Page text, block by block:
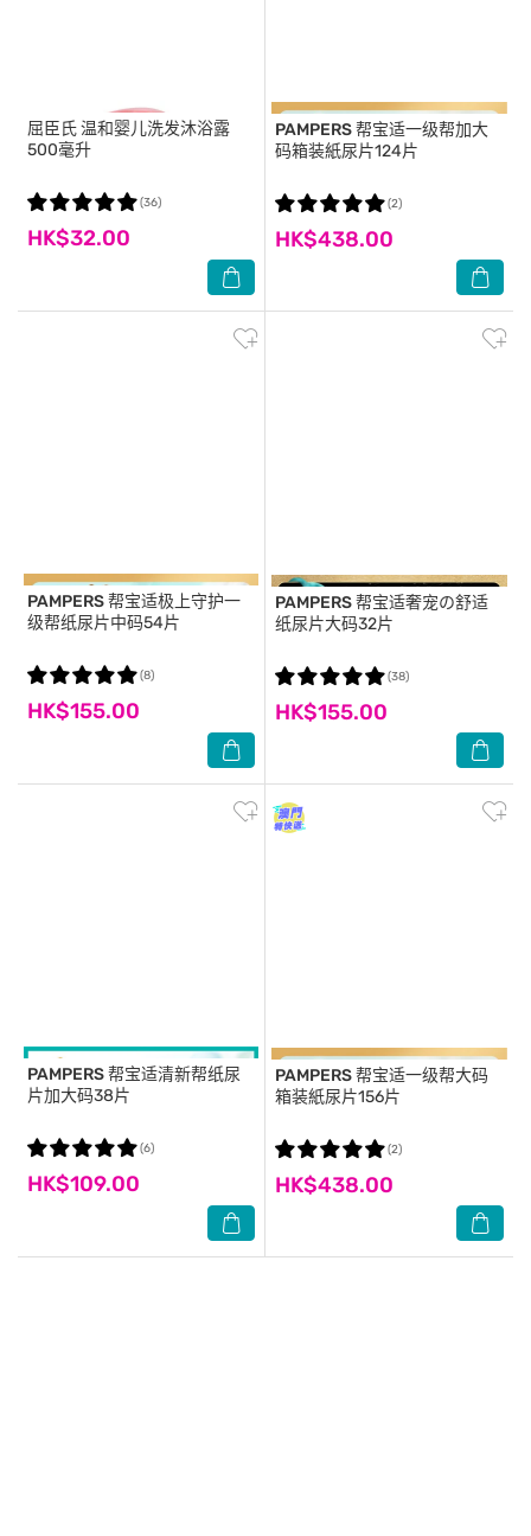
屈臣氏温和婴儿洗发沐浴露
500毫升
HK$32.00
(36)
PAMPERS
码箱装紙尿片124片
HK$438.00
(2)
PAMPERS帮宝适极上守护一
级帮纸尿片中码54片
HK$155.00
(8)
PAMPERS帮宝适奢宠の舒适
纸尿片大码32片
HK$155.00
(38)
PAMPERS帮宝适清新帮纸尿
片加大码38片
HK$109.00
(6)
PAMPERS帮宝适一级帮大码
箱装紙尿片156片
HK$438.00
(2)